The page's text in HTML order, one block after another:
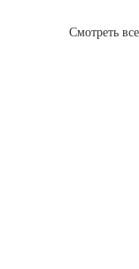
Смотреть все